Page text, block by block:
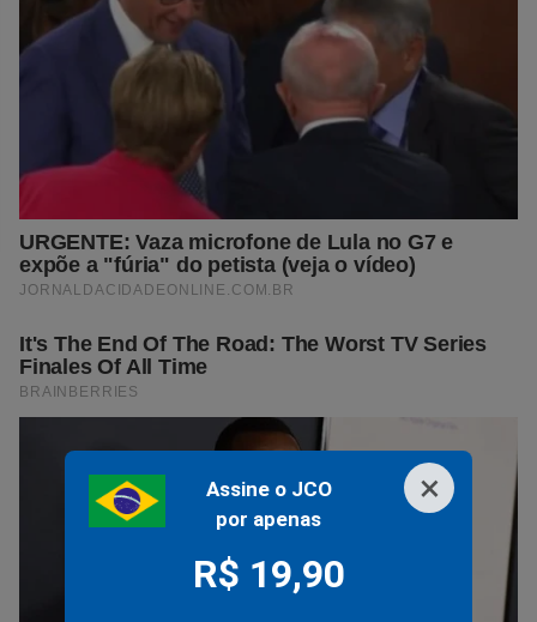
×
Assine o JCO
por apenas
R$ 19,90